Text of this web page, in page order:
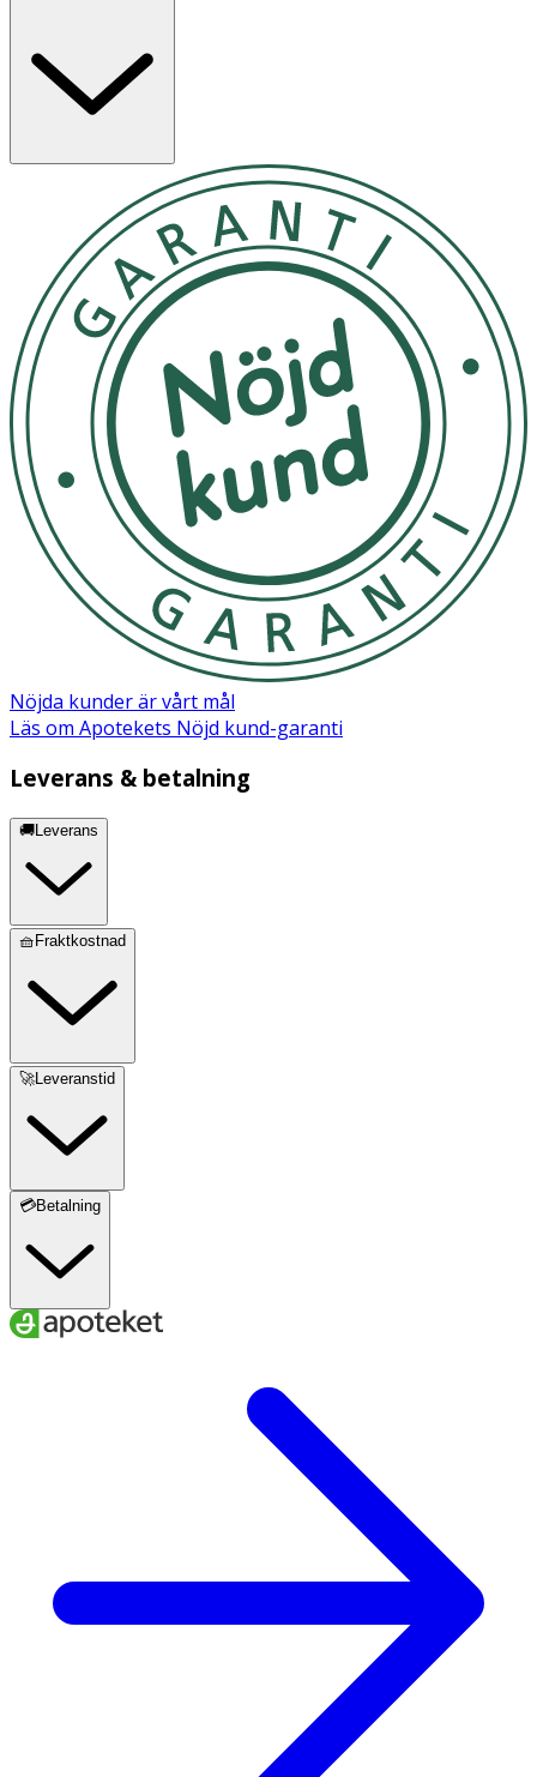
Nöjda kunder är vårt mål
Läs om Apotekets Nöjd kund-garanti
Leverans & betalning
🚚Leverans
🧺Fraktkostnad
🚀Leveranstid
💳Betalning